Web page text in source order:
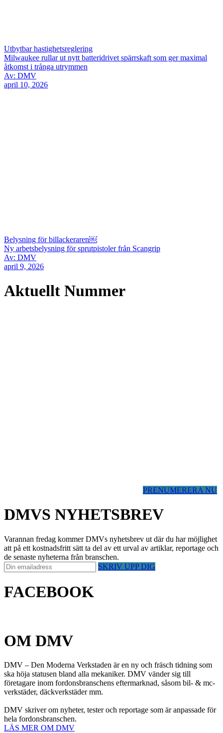
Utbytbar hastighetsreglering
Milwaukee rullar ut nytt batteridrivet spärrskaft som ger maximal
åtkomst i trånga utrymmen
Av: DMV
april 10, 2026
Belysning för billackeraren￼
Ny arbetsbelysning för sprutpistoler från Scangrip
Av: DMV
april 9, 2026
Aktuellt Nummer
PRENUMERERA NU
DMVS NYHETSBREV
Varannan fredag kommer DMVs nyhetsbrev ut där du har möjlighet
att på ett kostnadsfritt sätt ta del av ett urval av artiklar, reportage och
de senaste nyheterna från branschen.
SKRIV UPP DIG
FACEBOOK
OM DMV
DMV – Den Moderna Verkstaden är en ny och fräsch tidning som
ska höja statusen bland alla mekaniker. DMV vänder sig till
företagare inom fordonsbranschens eftermarknad, såsom bil- & mc-
verkstäder, däckverkstäder mm.
DMV skriver om nyheter, tester och reportage som är anpassade för
hela fordonsbranschen.
LÄS MER OM DMV